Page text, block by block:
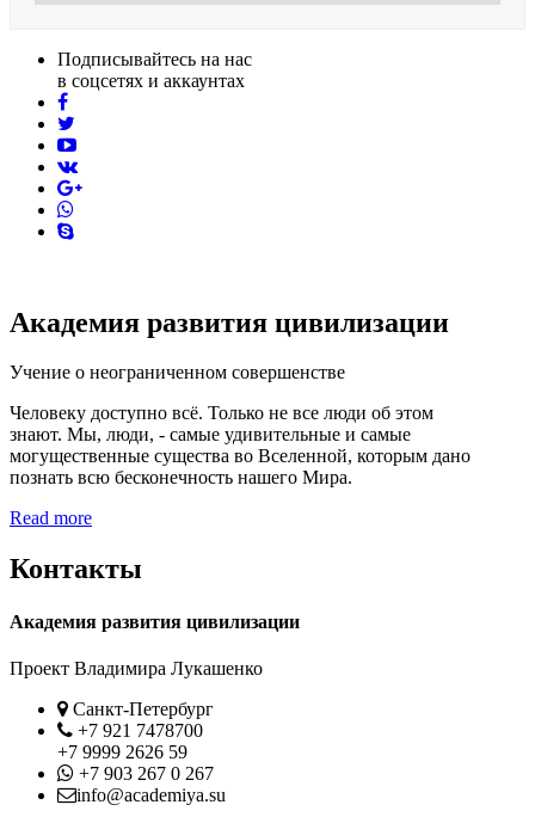
Подписывайтесь на нас
в соцсетях и аккаунтах
facebook
youtube
vk
skype
Академия развития цивилизации
Учение о неограниченном совершенстве
Человеку доступно всё. Только не все люди об этом
знают. Мы, люди, - самые удивительные и самые
могущественные существа во Вселенной, которым дано
познать всю бесконечность нашего Мира.
Read more
Контакты
Академия развития цивилизации
Проект Владимира Лукашенко
Location
Санкт-Петербург
Phone
+7 921 7478700
+7 9999 2626 59
Whatsapp
+7 903 267 0 267
Contact
info@academiya.su